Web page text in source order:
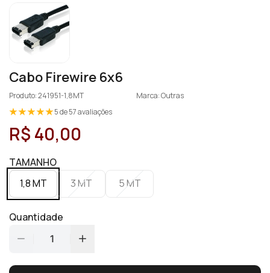
Cabo Firewire 6x6
Produto: 241951-1,8MT
Marca: Outras
5 de 57 avaliações
R$ 40,00
TAMANHO
1,8 MT
3 MT 5 MT
Quantidade
1